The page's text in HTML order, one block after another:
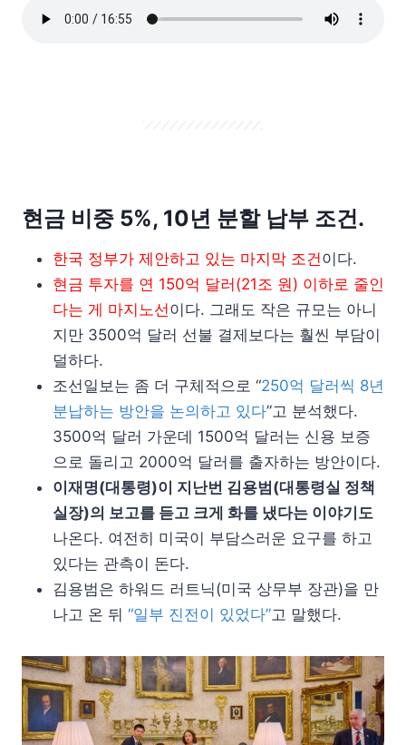
현금 비중 5%, 10년 분할 납부 조건.
한국 정부가 제안하고 있는 마지막 조건이다.
현금 투자를 연 150억 달러(21조 원) 이하로 줄인
다는 게 마지노선이다. 그래도 작은 규모는 아니
지만 3500억 달러 선불 결제보다는 훨씬 부담이
덜하다.
조선일보는 좀 더 구체적으로 “250억 달러씩 8년
분납하는 방안을 논의하고 있다”고 분석했다.
3500억 달러 가운데 1500억 달러는 신용 보증
으로 돌리고 2000억 달러를 출자하는 방안이다.
이재명(대통령)이 지난번 김용범(대통령실 정책
실장)의 보고를 듣고 크게 화를 냈다는 이야기도
나온다. 여전히 미국이 부담스러운 요구를 하고
있다는 관측이 돈다.
김용범은 하워드 러트닉(미국 상무부 장관)을 만
나고 온 뒤 “일부 진전이 있었다”고 말했다.